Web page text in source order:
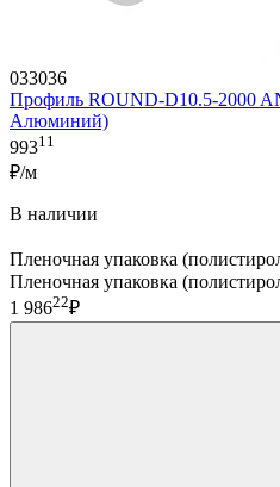
033036
Профиль ROUND-D10.5-2000
Алюминий)
99311
₽/м
В наличии
Пленочная упаковка
Пленочная упаковка
1 98622₽